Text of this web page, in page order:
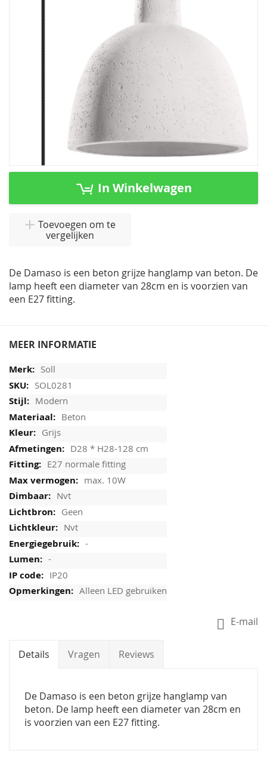
Ga
In Winkelwagen
Toevoegen om te
vergelijken
De Damaso is een beton grijze hanglamp van beton. De
lamp heeft een diameter van 28cm en is voorzien van
een E27 fitting.
MEER INFORMATIE
Soll
SOL0281
Modern
Beton
Grijs
D28 * H28-128 cm
E27 normale fitting
max. 10W
Nvt
Geen
Nvt
-
-
IP20
Alleen LED gebruiken
E-mail
Details Vragen Reviews
De Damaso is een beton grijze hanglamp van
beton. De lamp heeft een diameter van 28cm en
is voorzien van een E27 fitting.